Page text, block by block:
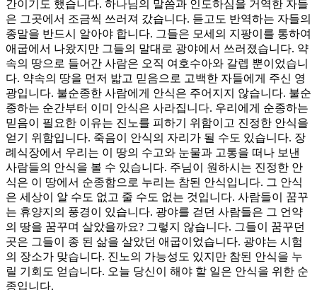
간이기도 했습니다. 하나님의 말씀과 인도하심을 거역한 자들
은 그곳에서 조금씩 쓰러져 갔습니다. 듣고도 반역하는 자들의
종말을 반드시 알아야 합니다. 그들은 모세의 지팡이를 통하여
애굽에서 나왔지만 그들의 말대로 광야에서 쓰러졌습니다. 약
속의 땅으로 들어간 사람은 오직 여호수아와 갈렙 뿐이었습니
다. 약속의 땅을 먼저 밟고 믿음으로 고백한 자들에게 주신 영
광입니다. 불순종한 사람에게 안식은 주어지지 않습니다. 불순
종하는 순간부터 이미 안식은 사라집니다. 우리에게 순종하는
믿음이 필요한 이유는 진노를 피하기 위함이고 진정한 안식을
얻기 위함입니다. 죽음이 안식의 자리가 될 수도 있습니다. 장
례식장에서 우리는 이 땅의 수고와 눈물과 고통을 떠나 보낸
사람들의 안식을 볼 수 있습니다. 주님이 원하시는 진정한 안
식은 이 땅에서 순종함으로 누리는 참된 안식입니다. 그 안식
은 세상이 알 수도 없고 줄 수도 없는 것입니다. 사람들이 꿈꾸
는 휴양지의 풍경이 있습니다. 광야를 걷던 사람들은 그 언약
의 땅을 꿈꾸며 살았을까요? 그렇지 않습니다. 그들이 꿈꾸던
곳은 그들이 종 된 삶을 살았던 애굽이었습니다. 광야는 시험
의 장소가 맞습니다. 진노의 가능성도 있지만 참된 안식을 누
릴 기회도 얻습니다. 오늘 당신이 해야 할 일은 안식을 위한 순
종입니다.